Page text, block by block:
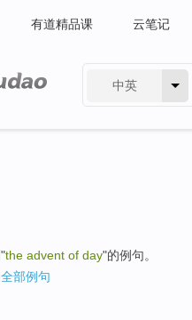
有道精品课 云笔记
中英
the advent of day"的例句。
全部例句